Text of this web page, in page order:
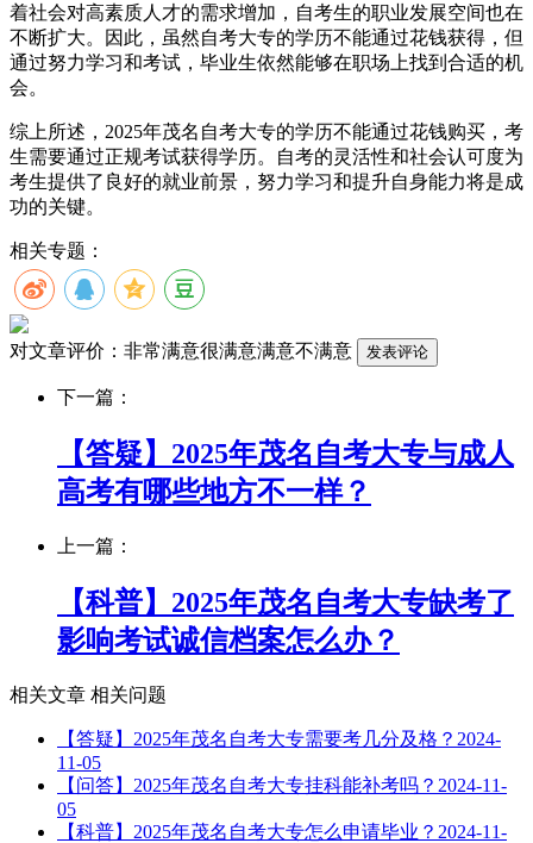
着社会对高素质人才的需求增加，自考生的职业发展空间也在
不断扩大。因此，虽然自考大专的学历不能通过花钱获得，但
通过努力学习和考试，毕业生依然能够在职场上找到合适的机
会。
综上所述，2025年茂名自考大专的学历不能通过花钱购买，考
生需要通过正规考试获得学历。自考的灵活性和社会认可度为
考生提供了良好的就业前景，努力学习和提升自身能力将是成
功的关键。
相关专题：
对文章评价： 非常满意很满意满意不满意
下一篇：
【答疑】2025年茂名自考大专与成人
高考有哪些地方不一样？
上一篇：
【科普】2025年茂名自考大专缺考了
影响考试诚信档案怎么办？
相关文章 相关问题
【答疑】2025年茂名自考大专需要考几分及格？ 2024-
11-05
【问答】2025年茂名自考大专挂科能补考吗？ 2024-11-
05
【科普】2025年茂名自考大专怎么申请毕业？ 2024-11-